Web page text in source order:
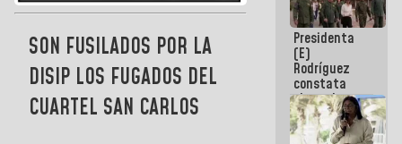
SON FUSILADOS POR LA
DISIP LOS FUGADOS DEL
CUARTEL SAN CARLOS
logístico y
turístico
para La
Guaira
Presidenta
(E)
Rodríguez
constata
obras de
rehabilitación
de Escuela